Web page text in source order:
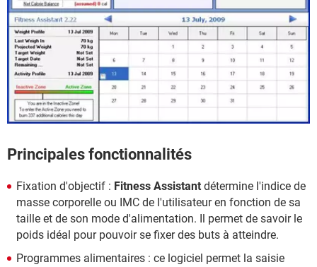
Principales fonctionnalités
Fixation d'objectif : Fitness Assistant détermine l'indice de
masse corporelle ou IMC de l'utilisateur en fonction de sa
taille et de son mode d'alimentation. Il permet de savoir le
poids idéal pour pouvoir se fixer des buts à atteindre.
Programmes alimentaires : ce logiciel permet la saisie